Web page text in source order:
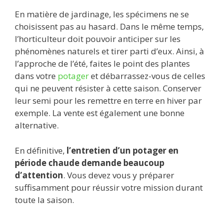
En matière de jardinage, les spécimens ne se
choisissent pas au hasard. Dans le même temps,
l’horticulteur doit pouvoir anticiper sur les
phénomènes naturels et tirer parti d’eux. Ainsi, à
l’approche de l’été, faites le point des plantes
dans votre potageret débarrassez-vous de celles
qui ne peuvent résister à cette saison. Conserver
leur semi pour les remettre en terre en hiver par
exemple. La vente est également une bonne
alternative.
En définitive, l’entretien d’un potager en
période chaude demande beaucoup
d’attention. Vous devez vous y préparer
suffisamment pour réussir votre mission durant
toute la saison.